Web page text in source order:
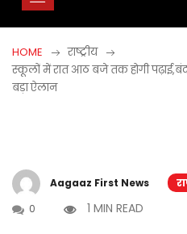
HOME
राष्ट्रीय
स्कूलों में रात आठ बजे तक होगी
बड़ा ऐलान
Aagaaz First News
0
1 MIN READ